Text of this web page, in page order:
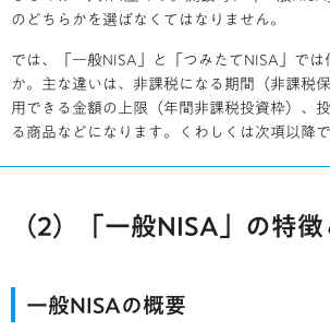
のどちらかを選ばなくてはなりません。
では、「一般NISA 」と「つみたて NISA 」で
か。主な違いは、非課税になる期間（非課税保
用できる金額の上限（年間非課税投資枠）、
る商品などになります。くわしくは次項以降で
（2）「一般NISA」の特徴
一般NISAの概要